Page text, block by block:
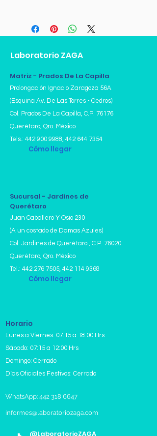
° Bilirrubina Directa (conjugada)
Laboratorio ZAGA
Matriz - Prados De La Capilla
Prolongación Ignacio Zaragoza 56A
(Esquina Av. De Las Torres - Cedros)
Col. Prados De La Capilla, C.P. 76176
Querétaro, Qro. México
Tels.: 442 900 9988, 442 644 7354
Cómo llegar
Sucursal - Jardines de
Querétaro
Cómo llegar
Juan Caballero Y Osio 230
(A un costado de Damas Azules)
Col. Jardines de Querétaro , C.P. 76020
Querétaro, Qro. México
Tel.: 442 276 7505, 442 114 9368
Horario
Lunes a Viernes: 07:15 a 18:00 Hrs
Sábado: 07:15 a 12:00 Hrs
Domingo: Cerrado
Días Oficiales Festivos: Cerrado
WhatsApp: 442 318 6647
informes@laboratoriozaga.com
@LaboratorioZAGA